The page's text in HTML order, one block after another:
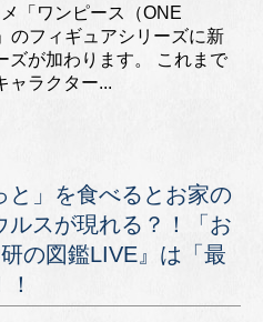
「ワンピース（ONE
のフィギュアシリーズに新
ズが加わります。 これまで
ャラクター...
と」を食べるとお家の
ルスが現れる？！「お
の図鑑LIVE』は「最